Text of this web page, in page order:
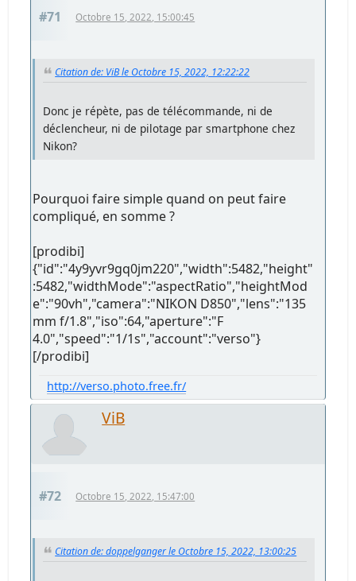
#71 Octobre 15, 2022, 15:00:45
Citation de: ViB le Octobre 15, 2022, 12:22:22
Donc je répète, pas de télécommande, ni de
déclencheur, ni de pilotage par smartphone chez
Nikon?
Pourquoi faire simple quand on peut faire
compliqué, en somme ?
[prodibi]
{"id":"4y9yvr9gq0jm220","width":5482,"height"
:5482,"widthMode":"aspectRatio","heightMod
e":"90vh","camera":"NIKON D850","lens":"135
mm f/1.8","iso":64,"aperture":"F
4.0","speed":"1/1s","account":"verso"}
[/prodibi]
http://verso.photo.free.fr/
ViB
#72 Octobre 15, 2022, 15:47:00
Citation de: doppelganger le Octobre 15, 2022, 13:00:25